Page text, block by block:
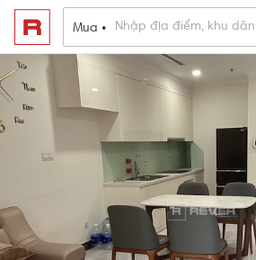
Mua •